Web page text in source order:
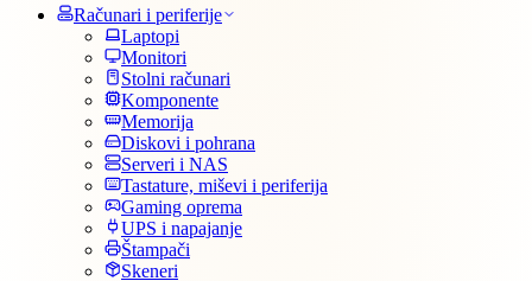
Računari i periferije
Laptopi
Monitori
Stolni računari
Komponente
Memorija
Diskovi i pohrana
Serveri i NAS
Tastature, miševi i periferija
Gaming oprema
UPS i napajanje
Štampači
Skeneri